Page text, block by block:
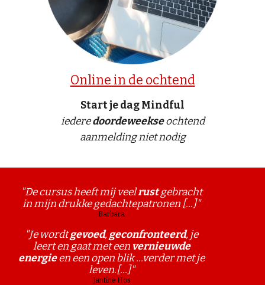
Online in de ochtend
Start je dag Mindful
iederedoordeweekseochtend
aanmelding niet nodig
"De cursus heeft mij veelrustgebracht
in mijn drukke gedachtepatronen [...]"
Barbara
"Je wordtgevoed, geconfronteerd, je
leert en gaat met een vernieuwde
energieen een open blik ...verder met je
leven.[...]"
Jantine Hos